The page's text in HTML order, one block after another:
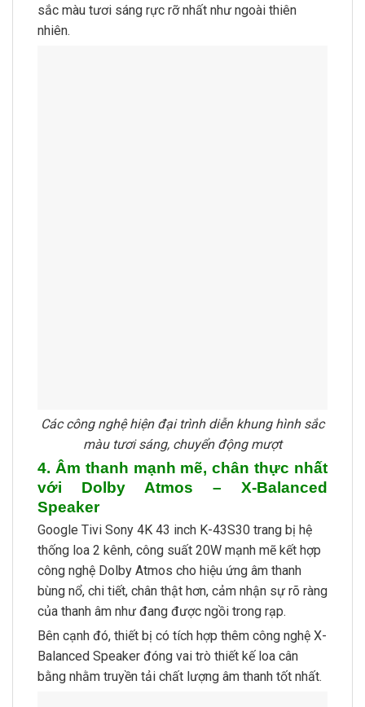
sắc màu tươi sáng rực rỡ nhất như ngoài thiên
nhiên.
Các công nghệ hiện đại trình diễn khung hình sắc
màu tươi sáng, chuyển động mượt
4. Âm thanh mạnh mẽ, chân thực nhất
với Dolby Atmos – X-Balanced
Speaker
Google Tivi Sony 4K 43 inch K-43S30 trang bị hệ
thống loa 2 kênh, công suất 20W mạnh mẽ kết hợp
công nghệ Dolby Atmos cho hiệu ứng âm thanh
bùng nổ, chi tiết, chân thật hơn, cảm nhận sự rõ ràng
của thanh âm như đang được ngồi trong rạp.
Bên cạnh đó, thiết bị có tích hợp thêm công nghệ X-
Balanced Speaker đóng vai trò thiết kế loa cân
bằng nhằm truyền tải chất lượng âm thanh tốt nhất.